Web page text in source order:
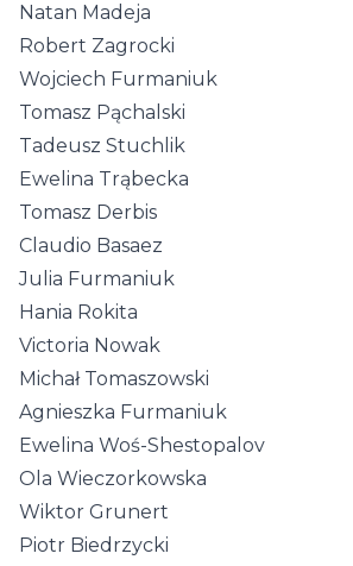
Natan Madeja
Robert Zagrocki
Wojciech Furmaniuk
Tomasz Pąchalski
Tadeusz Stuchlik
Ewelina Trąbecka
Tomasz Derbis
Claudio Basaez
Julia Furmaniuk
Hania Rokita
Victoria Nowak
Michał Tomaszowski
Agnieszka Furmaniuk
Ewelina Woś-Shestopalov
Ola Wieczorkowska
Wiktor Grunert
Piotr Biedrzycki